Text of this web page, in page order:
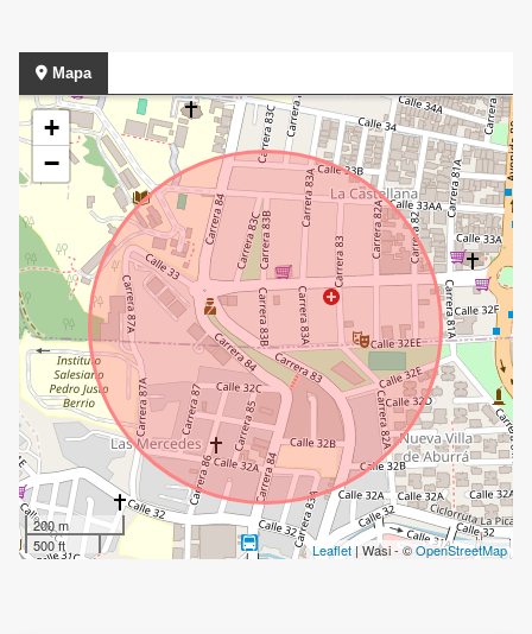
Mapa
+
−
200 m
500 ft
Leaflet| Wasi - ©OpenStreetMap